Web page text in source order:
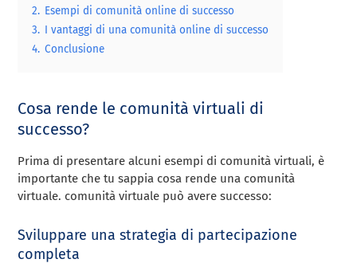
2. Esempi di comunità online di successo
3. I vantaggi di una comunità online di successo
4. Conclusione
Cosa rende le comunità virtuali di
successo?
Prima di presentare alcuni esempi di comunità virtuali, è
importante che tu sappia cosa rende una comunità
virtuale. comunità virtuale può avere successo:
Sviluppare una strategia di partecipazione
completa